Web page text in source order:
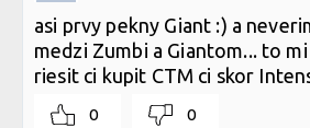
asi prvy pekny Giant :) a
medzi Zumbi a Giantom... to
riesit ci kupit CTM ci skor
0 0